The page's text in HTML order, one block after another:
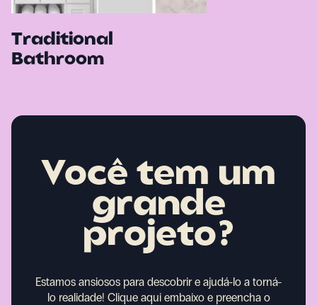
Traditional
Bathroom
Você tem um
grande
projeto?
Estamos ansiosos para descobrir e ajudá-lo a torná-
lo realidade! Clique aqui embaixo e preencha o